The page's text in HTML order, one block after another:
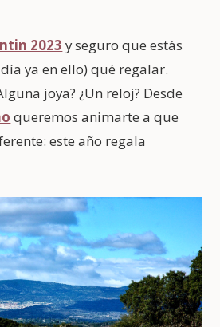
2023 y seguro que estás
ya en ello) qué regalar.
joya? ¿Un reloj? Desde
queremos animarte a que
este año regala